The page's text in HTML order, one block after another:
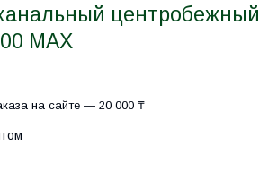
центробежный
MAX
на сайте — 20 000 ₸